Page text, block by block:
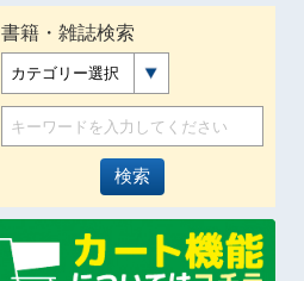
書籍・雑誌検索
カテゴリー選択